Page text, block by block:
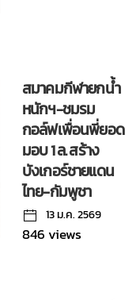
สมาคมกีฬายกน้ำ
หนักฯ-ชมรม
กอล์ฟเพื่อนพี่ยอด
มอบ 1 ล. สร้าง
บังเกอร์ชายแดน
ไทย-กัมพูชา
13 ม.ค. 2569
846 views